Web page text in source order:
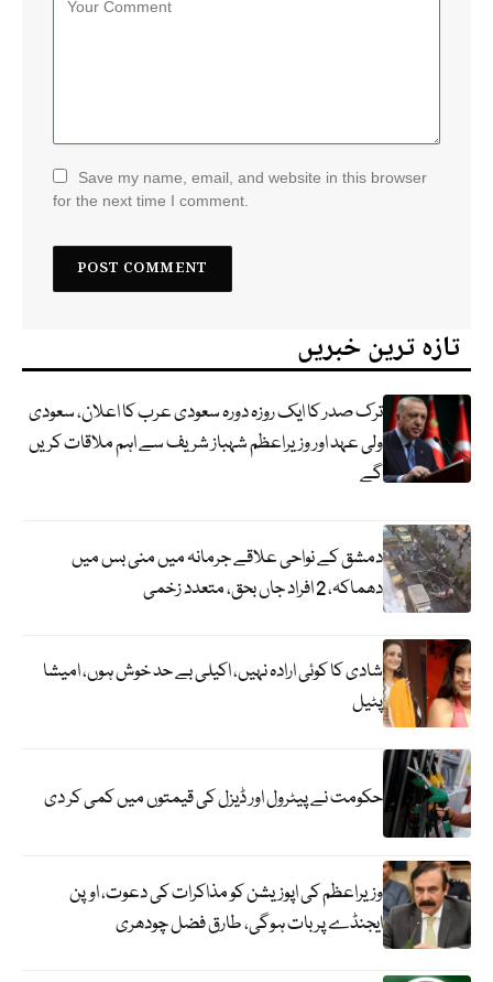
Save my name, email, and website in this browser
for the next time I comment.
تازہ ترین خبریں
ترک صدر کا ایک روزہ دورہ سعودی عرب کا اعلان، سعودی
ولی عہد اور وزیراعظم شہباز شریف سے اہم ملاقات کریں
گے
دمشق کے نواحی علاقے جرمانہ میں منی بس میں
دھماکہ، 2 افراد جاں بحق، متعدد زخمی
شادی کا کوئی ارادہ نہیں، اکیلی بے حد خوش ہوں، امیشا
پٹیل
حکومت نے پیٹرول اور ڈیزل کی قیمتوں میں کمی کر دی
وزیراعظم کی اپوزیشن کو مذاکرات کی دعوت، اوپن
ایجنڈے پر بات ہوگی، طارق فضل چودھری